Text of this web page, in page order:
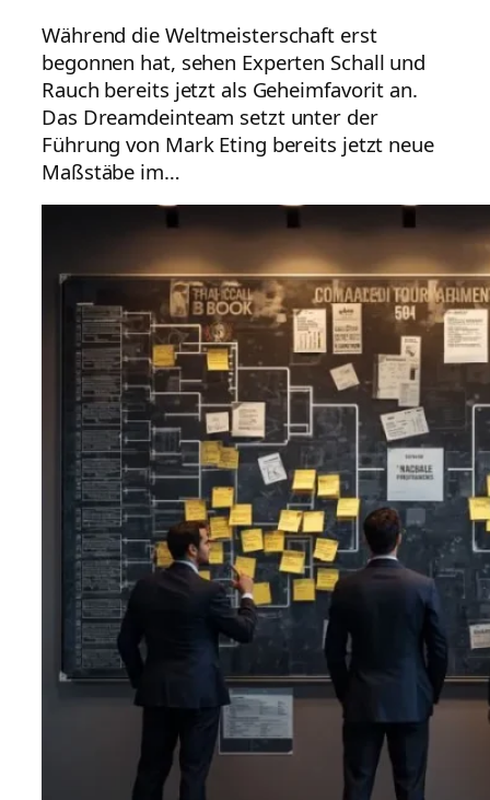
Während die Weltmeisterschaft erst
begonnen hat, sehen Experten Schall und
Rauch bereits jetzt als Geheimfavorit an.
Das Dreamdeinteam setzt unter der
Führung von Mark Eting bereits jetzt neue
Maßstäbe im…